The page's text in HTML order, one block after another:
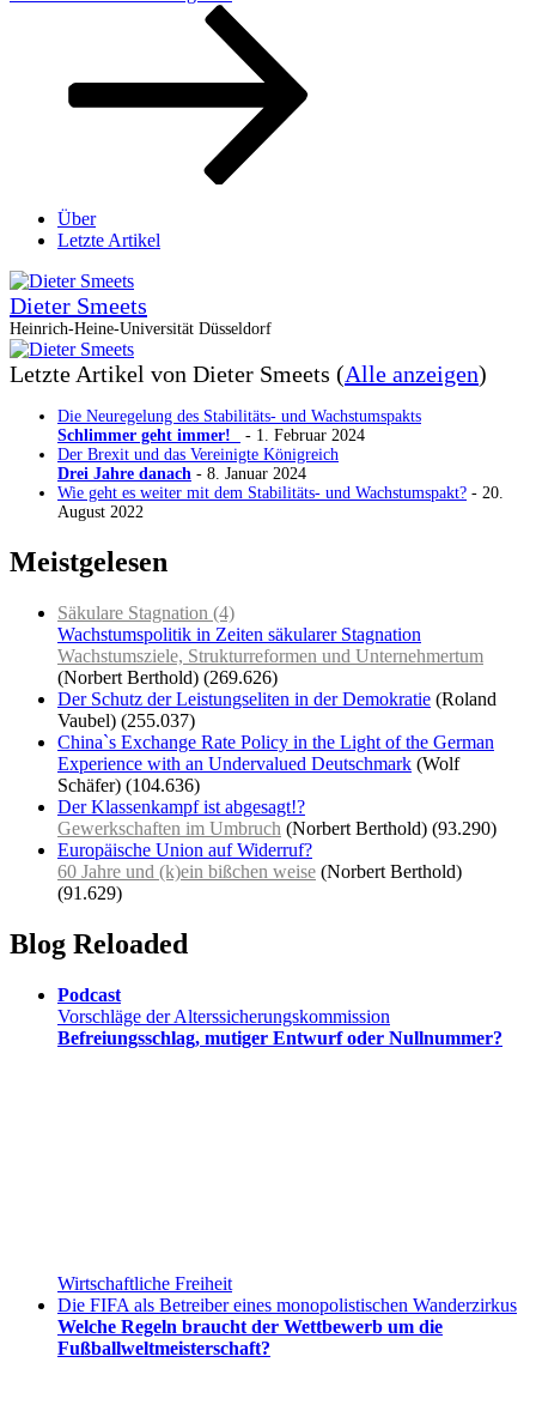
Über
Letzte Artikel
Dieter Smeets
Heinrich-Heine-Universität Düsseldorf
Letzte Artikel von Dieter Smeets (Alle anzeigen)
Die Neuregelung des Stabilitäts- und Wachstumspakts
Schlimmer geht immer!
- 1. Februar 2024
Der Brexit und das Vereinigte Königreich
Drei Jahre danach - 8. Januar 2024
Wie geht es weiter mit dem Stabilitäts- und Wachstumspakt? - 20.
August 2022
Meistgelesen
Säkulare Stagnation (4)
Wachstumspolitik in Zeiten säkularer Stagnation
Wachstumsziele, Strukturreformen und Unternehmertum
(Norbert Berthold) (269.626)
Der Schutz der Leistungseliten in der Demokratie (Roland
Vaubel) (255.037)
China`s Exchange Rate Policy in the Light of the German
Experience with an Undervalued Deutschmark (Wolf
Schäfer) (104.636)
Der Klassenkampf ist abgesagt!?
Gewerkschaften im Umbruch (Norbert Berthold) (93.290)
Europäische Union auf Widerruf?
60 Jahre und (k)ein bißchen weise (Norbert Berthold)
(91.629)
Blog Reloaded
Podcast
Vorschläge der Alterssicherungskommission
Befreiungsschlag, mutiger Entwurf oder Nullnummer?
Wirtschaftliche Freiheit
Die FIFA als Betreiber eines monopolistischen Wanderzirkus
Welche Regeln braucht der Wettbewerb um die
Fußballweltmeisterschaft?